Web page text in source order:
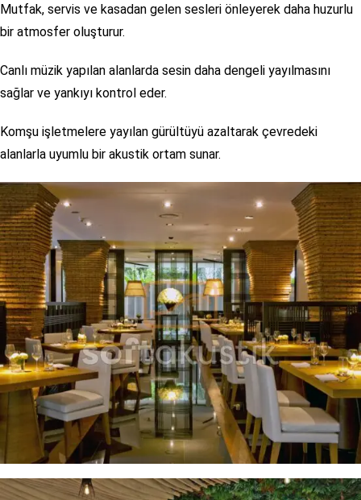
Mutfak, servis ve kasadan gelen sesleri önleyerek daha huzurlu
bir atmosfer oluşturur.
Canlı müzik yapılan alanlarda sesin daha dengeli yayılmasını
sağlar ve yankıyı kontrol eder.
Komşu işletmelere yayılan gürültüyü azaltarak çevredeki
alanlarla uyumlu bir akustik ortam sunar.